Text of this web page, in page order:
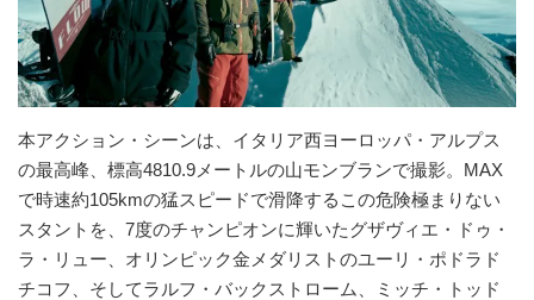
本アクション・シーンは、イタリア西ヨーロッパ・アルプス
の最高峰、標高4810.9メートルの山モンブランで撮影。MAX
で時速約105kmの猛スピードで滑降するこの危険極まりない
スタントを、7度のチャンピオンに輝いたグザヴィエ・ドゥ・
ラ・リュー、オリンピック金メダリストのユーリ・ポドラド
チコフ、そしてラルフ・バックストローム、ミッチ・トッド